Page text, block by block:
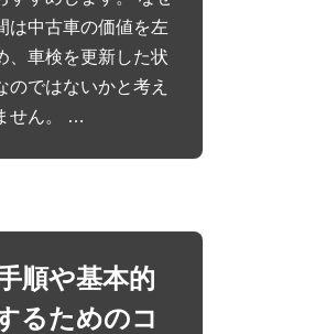
は中古車の価値を左
、車検を更新した状
のではないかと考え
せん。 …
順や基本的
るためのコ